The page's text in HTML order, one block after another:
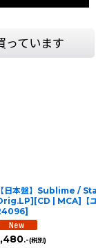
っています
【日本盤】Sublime /
| MCA]【
]
.-(税別)